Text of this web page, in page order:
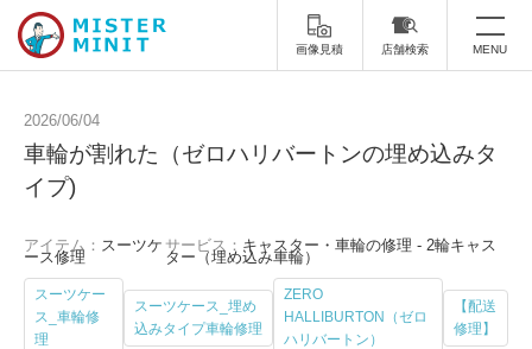
画像見積 店舗検索 MENU
ミスターミニットについて
スーツケース修理 靴修理
スニーカー修理 靴磨き
2026/06/04
車輪が割れた（ゼロハリバートンの埋め込みタ
イプ)
アイテム： スーツケ
ース修理
サービス： キャスター・車輪の修理 - 2輪キャス
ター（埋め込み車輪）
スーツケー
ス_車輪修
理
スーツケース_埋め
込みタイプ車輪修理
ZERO
HALLIBURTON（ゼロ
ハリバートン）
【配送
修理】